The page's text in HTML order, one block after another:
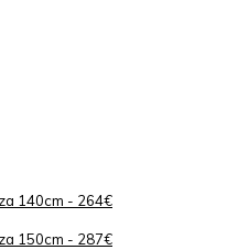
140cm - 264€
150cm - 287€